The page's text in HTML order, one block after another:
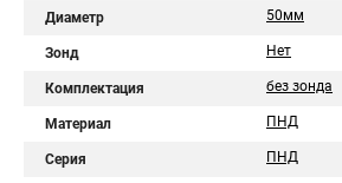
Диаметр 50мм
Зонд Нет
Комплектация без зонда
Материал ПНД
Серия ПНД